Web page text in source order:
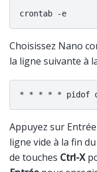
Choisissez Nano
la ligne suivante à
Appuyez sur
ligne vide à la fin
de touches Ctrl-X